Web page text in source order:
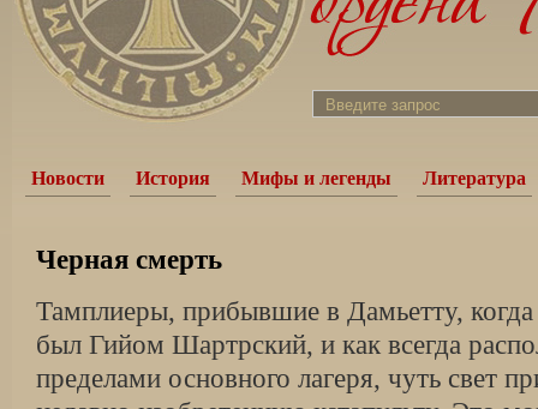
Новости История Мифы и легенды Литература
Черная смерть
Тамплиеры, прибывшие в Дамьетту,
был Гийом Шартрский, и как всегда
пределами основного лагеря, чуть свет